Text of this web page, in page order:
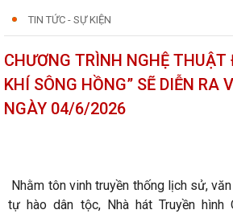
TIN TỨC - SỰ KIỆN
CHƯƠNG TRÌNH NGHỆ THUẬT
KHÍ SÔNG HỒNG” SẼ DIỄN RA
NGÀY 04/6/2026
Nhằm tôn vinh truyền thống lịch sử,
tự hào dân tộc, Nhà hát Truyền hình